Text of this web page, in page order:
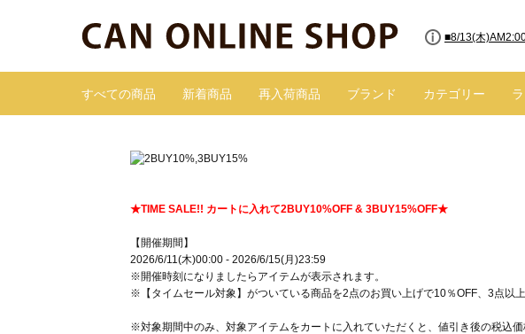
■8/13(木
すべての商品 新着商品 再入荷商品 ブランド カテゴリー
★TIME SALE!! カートに入れて2BUY10%OFF & 3BUY15%OFF★
【開催期間】
2026/6/11(木)00:00 - 2026/6/15(月)23:59
※開催時刻になりましたらアイテムが表示されます。
※【タイムセール対象】がついている商品を2点のお買い上げで10％OFF、3点以
※対象期間中のみ、対象アイテムをカートに入れていただくと、値引き後の税込価